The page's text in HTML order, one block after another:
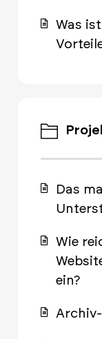
Was
Das
Wie
ein?